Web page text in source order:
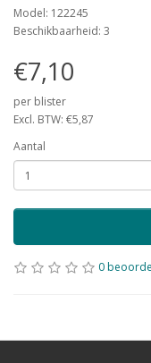
Model: 122245
Beschikbaarheid: 3
€7,10
per blister
Excl. BTW: €5,87
Aantal
0